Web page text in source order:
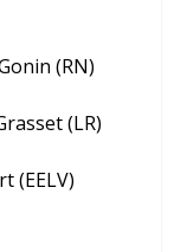
(RN)
(LR)
(EELV)